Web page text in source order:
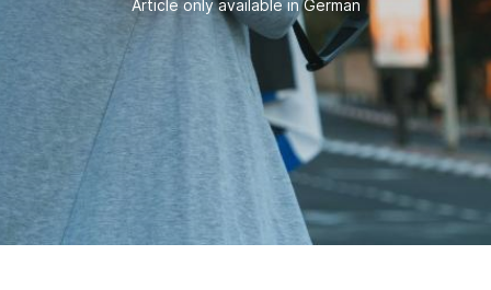
Article only available in German